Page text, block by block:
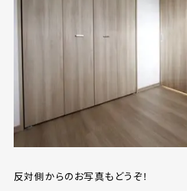
反対側からのお写真もどうぞ！